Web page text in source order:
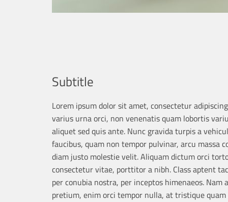
Subtitle
Lorem ipsum dolor sit amet, consectetur
varius urna orci, non venenatis quam lobortis
aliquet sed quis ante. Nunc gravida turpis a
faucibus, quam non tempor pulvinar, arcu massa
diam justo molestie velit. Aliquam dictum orci
consectetur vitae, porttitor a nibh. Class aptent
per conubia nostra, per inceptos himenaeos. Nam
pretium, enim orci tempor nulla, at tristique